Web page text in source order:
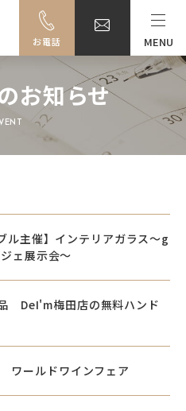
の確認
ダウンロード
お電話 MENU
お知らせ
主催】インテリアガラス～g
ェ展示会～
梅田店の無料ハンド
ールドワインフェア